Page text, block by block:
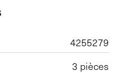
4255279
3 pièces